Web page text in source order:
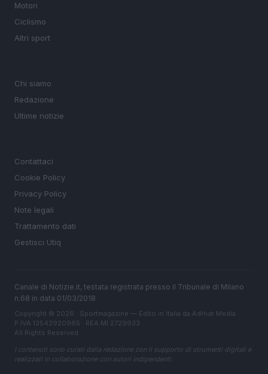
Motori
Ciclismo
Altri sport
Chi siamo
Redazione
Ultime notizie
Contattaci
Cookie Policy
Privacy Policy
Note legali
Trattamento dati
Gestisci Utiq
Canale di Notizie.it, testata registrata presso il Tribunale di Milano
n.68 in data 01/03/2018
Copyright © 2026 · Sportmagazine — Edito in Italia da AdHub Media
P.IVA 13542920965 · REA MI 2729933
All Rights Reserved
I contenuti sono curati dalla redazione con il supporto di strumenti digitali e
realizzati in collaborazione con autori indipendenti.